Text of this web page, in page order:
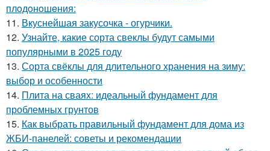
плoдoнoшeния:
11. Вкуснейшая закусочка - огурчики.
12. Узнайте, какие сорта свеклы будут самыми
популярными в 2025 году
13. Сорта свёклы для длительного хранения на зиму:
выбор и особенности
14. Плита на сваях: идеальный фундамент для
проблемных грунтов
15. Как выбрать правильный фундамент для дома из
ЖБИ-панелей: советы и рекомендации